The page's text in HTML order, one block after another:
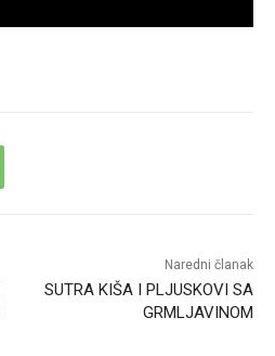
Naredni članak
SUTRA KIŠA I PLJUSKOVI SA
GRMLJAVINOM